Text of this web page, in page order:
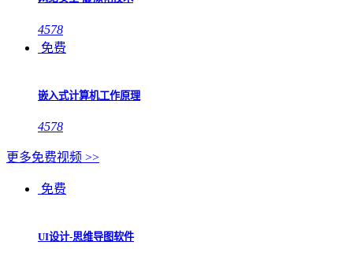
4578
免费
嵌入式计算机工作原理
4578
更多免费视频 >>
免费
UI设计-思维导图软件